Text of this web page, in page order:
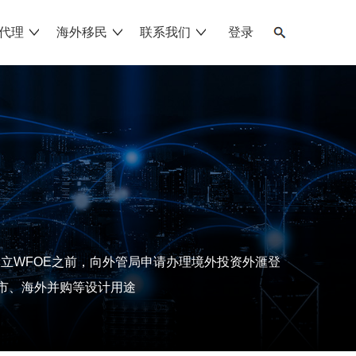
理 海外移民 联系我们 登录
WFOE之前，向外管局申请办理境外投资外滙登
、海外并购等设计用途